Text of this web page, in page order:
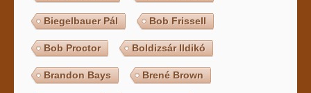
Biegelbauer Pál Bob Frissell
Bob Proctor Boldizsár Ildikó
Brandon Bays Brené Brown